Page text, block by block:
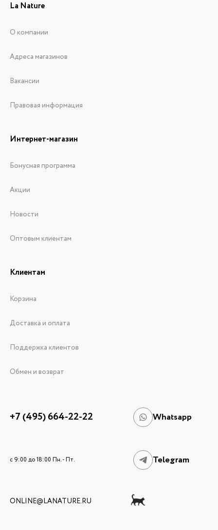
La Nature
О компании
Адреса магазинов
Вакансии
Правовая информация
Интернет-магазин
Бонусная программа
Акции
Новости
Оптовым клиентам
Клиентам
Корзина
Доставка и оплата
Поддержка клиентов
Обмен и возврат
+7 (495) 664-22-22 Whatsapp
c 9:00 до 18:00 Пн. - Пт. Telegram
ONLINE@LANATURE.RU